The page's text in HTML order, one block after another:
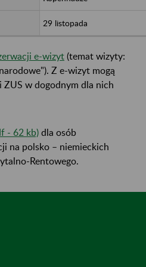
29 listopada
e-wizyt (temat wizyty:
Z e-wizyt mogą
ZUS w dogodnym dla nich
- 62 kb) dla osób
na polsko – niemieckich
Rentowego.